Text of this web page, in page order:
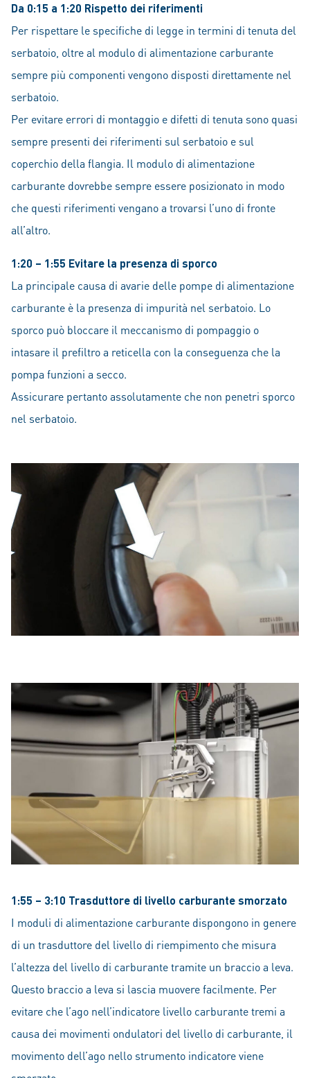
Da 0:15 a 1:20 Rispetto dei riferimenti
Per rispettare le specifiche di legge in termini di tenuta del
serbatoio, oltre al modulo di alimentazione carburante
sempre più componenti vengono disposti direttamente nel
serbatoio.
Per evitare errori di montaggio e difetti di tenuta sono quasi
sempre presenti dei riferimenti sul serbatoio e sul
coperchio della flangia. Il modulo di alimentazione
carburante dovrebbe sempre essere posizionato in modo
che questi riferimenti vengano a trovarsi l’uno di fronte
all’altro.
1:20 – 1:55 Evitare la presenza di sporco
La principale causa di avarie delle pompe di alimentazione
carburante è la presenza di impurità nel serbatoio. Lo
sporco può bloccare il meccanismo di pompaggio o
intasare il prefiltro a reticella con la conseguenza che la
pompa funzioni a secco.
Assicurare pertanto assolutamente che non penetri sporco
nel serbatoio.
1:55 – 3:10 Trasduttore di livello carburante smorzato
I moduli di alimentazione carburante dispongono in genere
di un trasduttore del livello di riempimento che misura
l’altezza del livello di carburante tramite un braccio a leva.
Questo braccio a leva si lascia muovere facilmente. Per
evitare che l’ago nell’indicatore livello carburante tremi a
causa dei movimenti ondulatori del livello di carburante, il
movimento dell’ago nello strumento indicatore viene